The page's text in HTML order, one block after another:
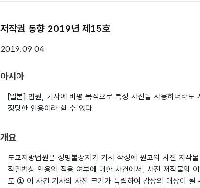
저작권 동향 2019년 제15호
2019.09.04
아시아
[일본] 법원, 기사에 비평 목적으로 특정 사진을 사용하더라도
정당한 인용이라 할 수 없다
개요
도쿄지방법원은 성명불상자가 기사 작성에 원고의 사진 저작
작권법상 인용의 적용 여부에 대한 사건에서, 사진 저작물의
도 ① 이 사건 기사의 사진 크기가 독립하여 감상의 대상이